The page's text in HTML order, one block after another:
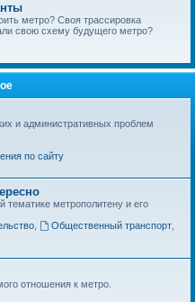
метро? Своя трассировка
свою схему будущего метро?
и административных проблем
по сайту
тематике метрополитену и его
, Общественный транспорт,
отношения к метро.